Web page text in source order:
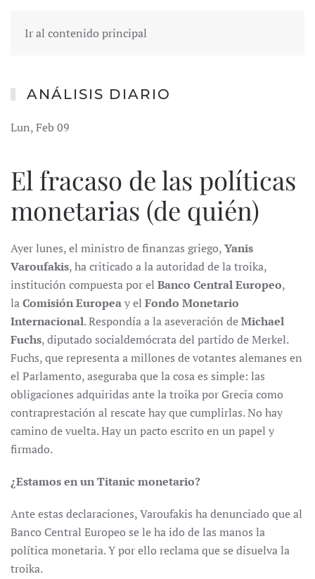
Ir al contenido principal
ANÁLISIS DIARIO
Lun, Feb 09
El fracaso de las políticas
monetarias (de quién)
Ayer lunes, el ministro de finanzas griego,Yanis
Varoufakis, ha criticado a la autoridad de la troika,
institución compuesta por el Banco Central Europeo,
laComisión Europeay el Fondo Monetario
Internacional. Respondía a la aseveración deMichael
Fuchs, diputado socialdemócrata del partido de Merkel.
Fuchs, que representa a millones de votantes alemanes en
el Parlamento, aseguraba que la cosa es simple: las
obligaciones adquiridas ante la troika por Grecia como
contraprestación al rescate hay que cumplirlas. No hay
camino de vuelta. Hay un pacto escrito en un papel y
firmado.
¿Estamos en un Titanic monetario?
Ante estas declaraciones, Varoufakis ha denunciado que al
Banco Central Europeo se le ha ido de las manos la
política monetaria. Y por ello reclama que se disuelva la
troika.